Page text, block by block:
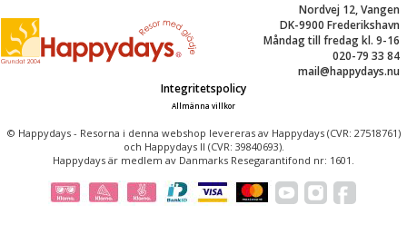
Nordvej 12, Vangen
DK-9900 Frederikshavn
Måndag till fredag kl. 9-16
020-79 33 84
mail@happydays.nu
Integritetspolicy
Allmänna villkor
© Happydays - Resorna i denna webshop levereras av Happydays (CVR: 27518761)
och Happydays II (CVR: 39840693).
Happydays är medlem av Danmarks Resegarantifond nr: 1601.